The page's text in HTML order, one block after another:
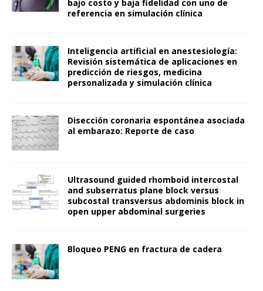
bajo costo y baja fidelidad con uno de
referencia en simulación clínica
Inteligencia artificial en anestesiología:
Revisión sistemática de aplicaciones en
predicción de riesgos, medicina
personalizada y simulación clínica
Disección coronaria espontánea asociada
al embarazo: Reporte de caso
Ultrasound guided rhomboid intercostal
and subserratus plane block versus
subcostal transversus abdominis block in
open upper abdominal surgeries
Bloqueo PENG en fractura de cadera